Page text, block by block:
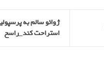
ژوائو سالم به
استراحت کند_راسخ